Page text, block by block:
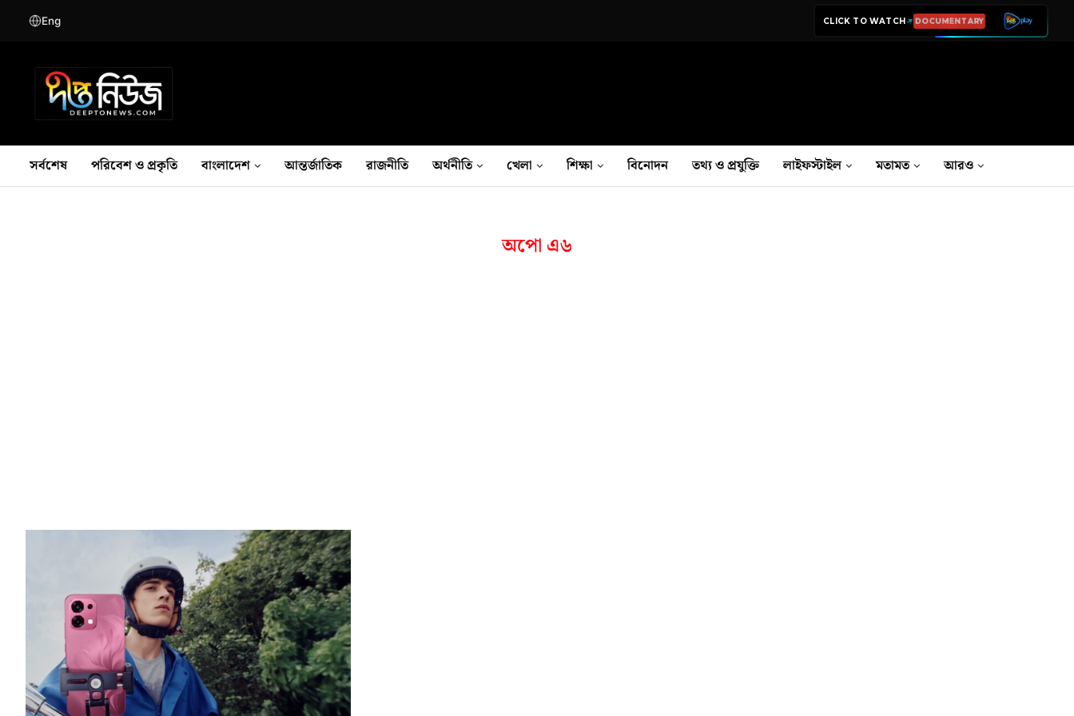
Eng CLICK TO WATCH LIVE TV
সর্বশেষ পরিবেশ ও প্রকৃতি বাংলাদেশ আন্তর্জাতিক রাজনীতি অর্থনীতি খেলা শিক্ষা বিনোদন তথ‍্য ও প্রযুক্তি লাইফস্টাইল মতামত আরও
অপো এ৬